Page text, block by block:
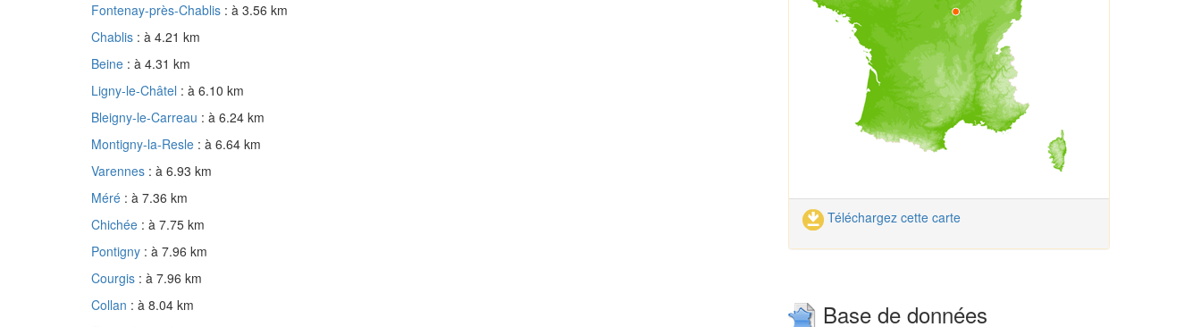
Fontenay-près-Chablis : à 3.56 km
Chablis : à 4.21 km
Beine : à 4.31 km
Ligny-le-Châtel : à 6.10 km
Bleigny-le-Carreau : à 6.24 km
Montigny-la-Resle : à 6.64 km
Varennes : à 6.93 km
Méré : à 7.36 km
Chichée : à 7.75 km
Pontigny : à 7.96 km
Courgis : à 7.96 km
Collan : à 8.04 km
Téléchargez cette carte
Base de données